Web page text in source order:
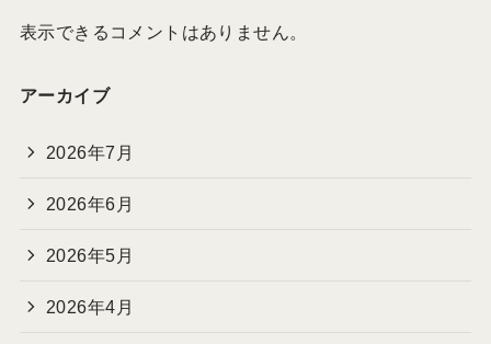
表示できるコメントはありません。
アーカイブ
2026年7月
2026年6月
2026年5月
2026年4月